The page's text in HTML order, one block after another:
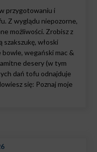
przygotowaniu i
Z wyglądu niepozorne,
możliwości. Zrobisz z
włoski
wegański mac &
desery (w tym
dań tofu odnajduje
się: Poznaj moje